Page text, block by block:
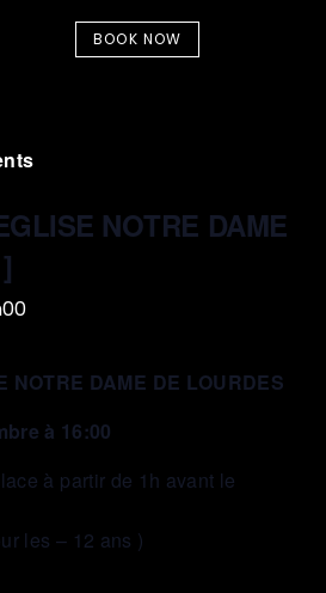
BOOK NOW
NOTRE DAME
NOTRE DAME DE LOURDES
à 16:00
à partir de 1h avant le
les – 12 ans )